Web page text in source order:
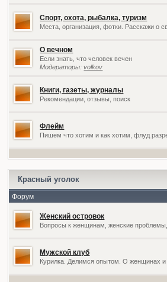
Спорт, охота, рыбалка, туризм
Места, организация, фотки. Расскажи о
О вечном
Если знать, что человек вечен
Модераторы:volkov
Книги, газеты, журналы
Рекомендации, отзывы, поиск
Флейм
Пишем что хотим и как хотим, флуд
Красный уголок
Форум
Женский островок
Вопросы к женщинам, женские
Мужской клуб
Курилка. Делимся опытом. О женщинах и